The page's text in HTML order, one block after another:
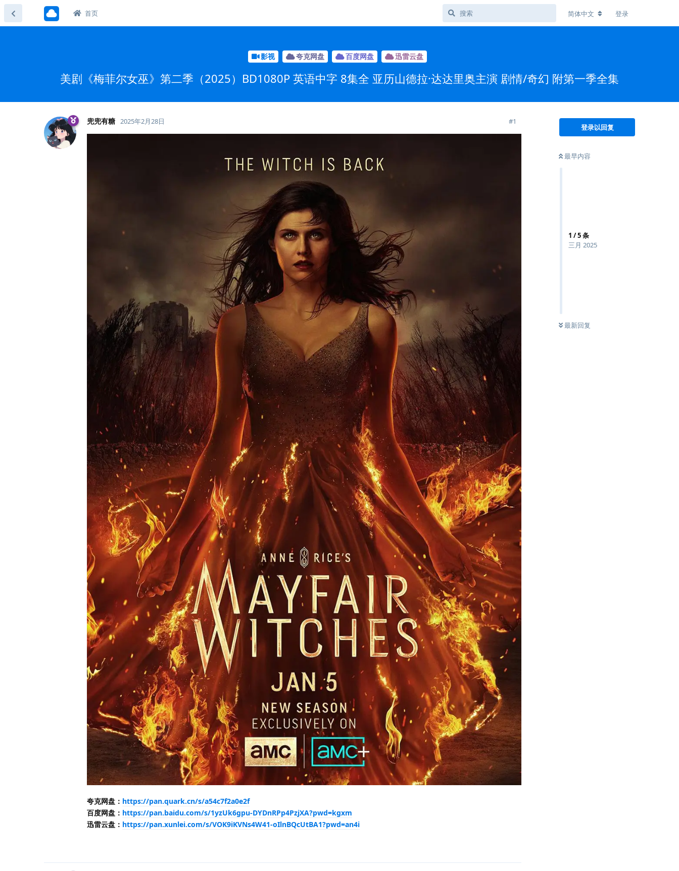
首页 简体中文 登录
影视 夸克网盘 百度网盘 迅雷云盘
美剧《梅菲尔女巫》第二季（2025）BD1080P 英语中字 8集全 亚历山德拉·达达里奥主演 剧情/奇幻 附第一季全集
登录以回复
最早内容
1 /5条
三月 2025
最新回复
兜兜有糖 2025年2月28日 #1
夸克网盘： https://pan.quark.cn/s/a54c7f2a0e2f
百度网盘： https://pan.baidu.com/s/1yzUk6gpu-DYDnRPp4PzjXA?pwd=kgxm
迅雷云盘： https://pan.xunlei.com/s/VOK9iKVNs4W41-oIlnBQcUtBA1?pwd=an4i